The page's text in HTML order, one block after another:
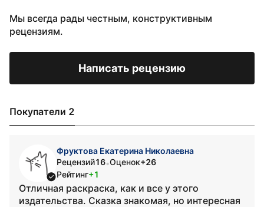
Мы всегда рады честным, конструктивным
рецензиям.
Написать рецензию
Покупатели 2
Фруктова Екатерина Николаевна
Рецензий16•Оценок+26
Рейтинг+1
Отличная раскраска, как и все у этого
издательства. Сказка знакомая, но интересная